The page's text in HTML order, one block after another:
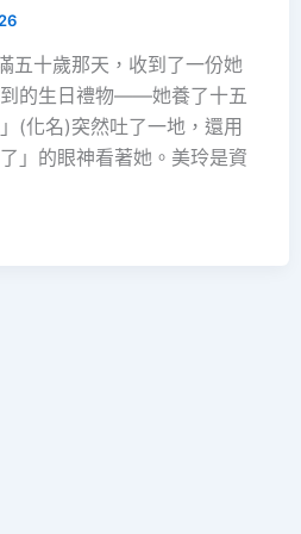
五十歲那天，收到了一份她
的生日禮物——她養了十五
(化名)突然吐了一地，還用
」的眼神看著她。美玲是資